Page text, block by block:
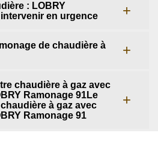
: LOBRY
en urgence
de chaudière à
chaudière à gaz avec
Ramonage 91Le
à gaz avec
Ramonage 91